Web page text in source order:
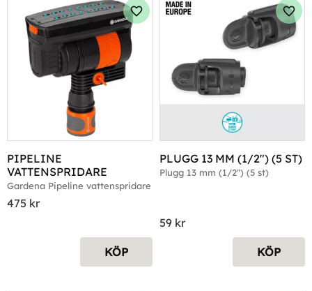
PIPELINE
VATTENSPRIDARE
Gardena Pipeline vattenspridare
475 kr
Lägg till i favoriter
KÖP
PLUGG 13 MM (1/2") (5 ST)
Plugg 13 mm (1/2") (5 st)
59 kr
KÖP